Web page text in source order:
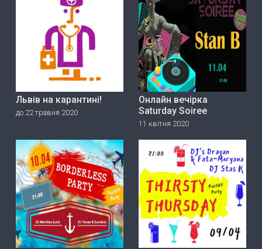
Львів на карантині!
до 22 травня 2020
Онлайн вечірка
Saturday Soiree
11 квітня 2020